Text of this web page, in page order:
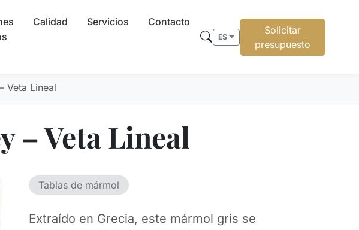
Calidad Servicios Contacto
ES
Solicitar
presupuesto
Veta Lineal
– Veta Lineal
Tablas de mármol
Extraído en Grecia, este mármol gris se